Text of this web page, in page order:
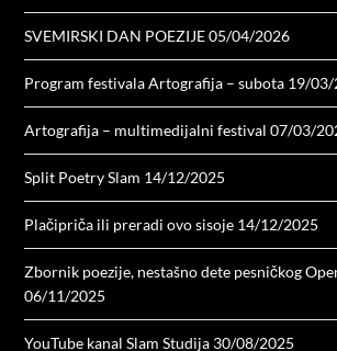
SVEMIRSKI DAN POEZIJE 05/04/2026
Program festivala Artografija – subota 19/03/
Artografija – multimedijalni festival 07/03/
Split Poetry Slam 14/12/2025
Plačipriča ili preradi ovo sisoje 14/12/2025
Zbornik poezije, nestašno dete pesničkog
06/11/2025
YouTube kanal Slam Studija 30/08/2025